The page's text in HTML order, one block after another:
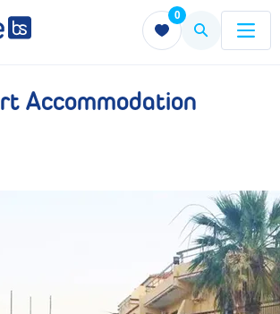
0
Menu Menu
Accommodation